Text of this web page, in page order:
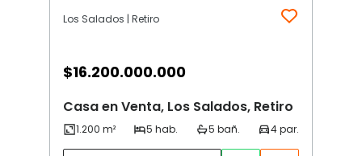
Los Salados | Retiro
$16.200.000.000
Casa en Venta, Los Salados, Retiro